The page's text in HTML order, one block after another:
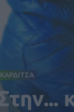
ΚΑΡΔΙΤΣΑ
Στην...